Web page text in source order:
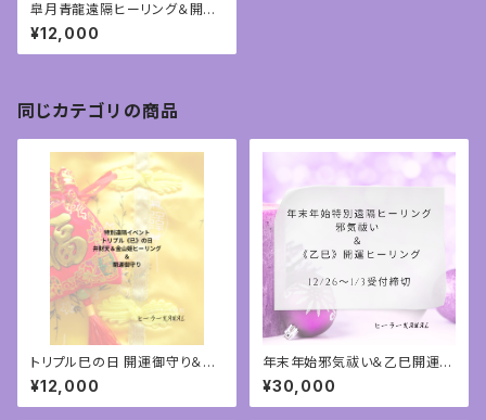
皐月青龍遠隔ヒーリング＆開運
御守り②
¥12,000
同じカテゴリの商品
トリプル巳の日 開運御守り＆弁
財天と金山姫ヒーリング②
¥12,000
年末年始邪気祓い＆乙巳開運遠
隔ヒーリング③
¥30,000